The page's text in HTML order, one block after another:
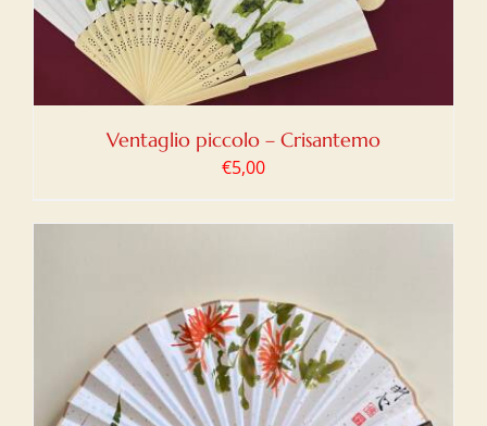
Ventaglio piccolo – Crisantemo
€5,00